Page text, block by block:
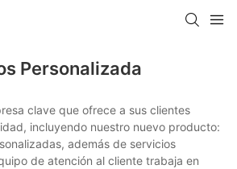
Personalizada
clave que ofrece a sus clientes
incluyendo nuestro nuevo producto:
además de servicios
de atención al cliente trabaja en